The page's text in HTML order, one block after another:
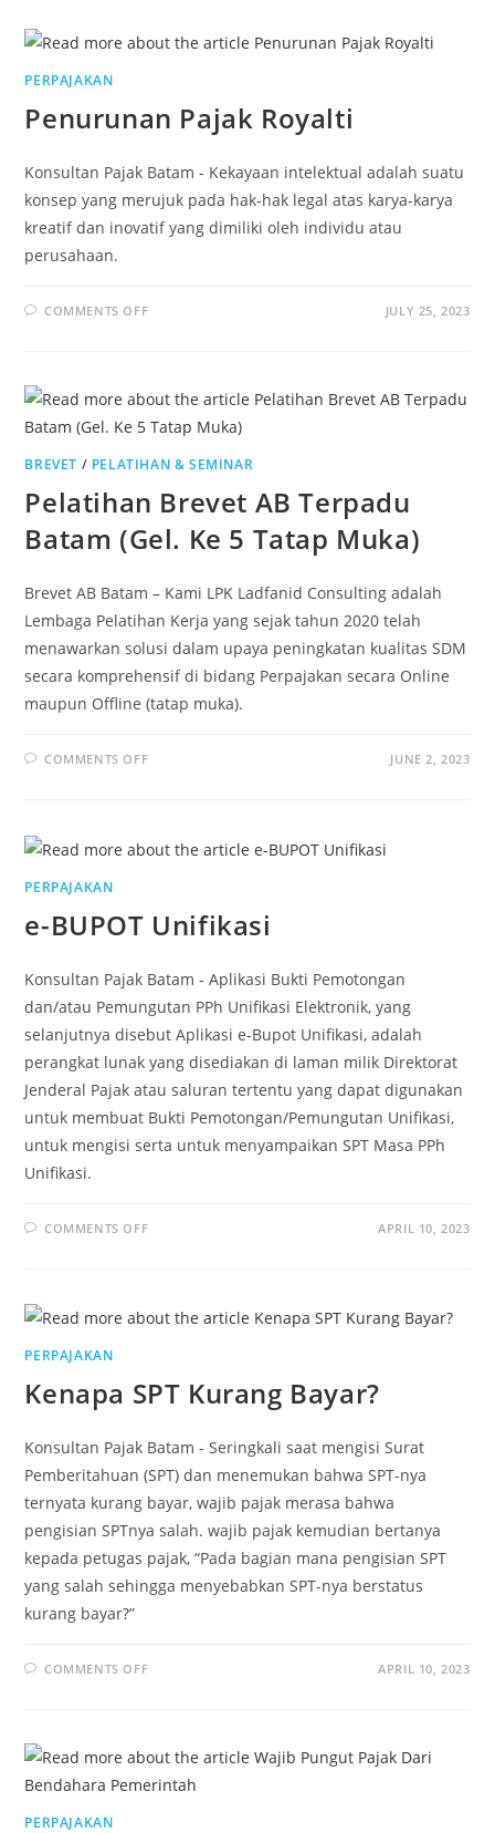
PERPAJAKAN
Penurunan Pajak Royalti
Konsultan Pajak Batam - Kekayaan intelektual adalah suatu
konsep yang merujuk pada hak-hak legal atas karya-karya
kreatif dan inovatif yang dimiliki oleh individu atau
perusahaan.
COMMENTS OFF JULY 25, 2023
BREVET / PELATIHAN & SEMINAR
Pelatihan Brevet AB Terpadu
Batam (Gel. Ke 5 Tatap Muka)
Brevet AB Batam – Kami LPK Ladfanid Consulting adalah
Lembaga Pelatihan Kerja yang sejak tahun 2020 telah
menawarkan solusi dalam upaya peningkatan kualitas SDM
secara komprehensif di bidang Perpajakan secara Online
maupun Offline (tatap muka).
COMMENTS OFF JUNE 2, 2023
PERPAJAKAN
e-BUPOT Unifikasi
Konsultan Pajak Batam - Aplikasi Bukti Pemotongan
dan/atau Pemungutan PPh Unifikasi Elektronik, yang
selanjutnya disebut Aplikasi e-Bupot Unifikasi, adalah
perangkat lunak yang disediakan di laman milik Direktorat
Jenderal Pajak atau saluran tertentu yang dapat digunakan
untuk membuat Bukti Pemotongan/Pemungutan Unifikasi,
untuk mengisi serta untuk menyampaikan SPT Masa PPh
Unifikasi.
COMMENTS OFF APRIL 10, 2023
PERPAJAKAN
Kenapa SPT Kurang Bayar?
Konsultan Pajak Batam - Seringkali saat mengisi Surat
Pemberitahuan (SPT) dan menemukan bahwa SPT-nya
ternyata kurang bayar, wajib pajak merasa bahwa
pengisian SPTnya salah. wajib pajak kemudian bertanya
kepada petugas pajak, “Pada bagian mana pengisian SPT
yang salah sehingga menyebabkan SPT-nya berstatus
kurang bayar?”
COMMENTS OFF APRIL 10, 2023
PERPAJAKAN